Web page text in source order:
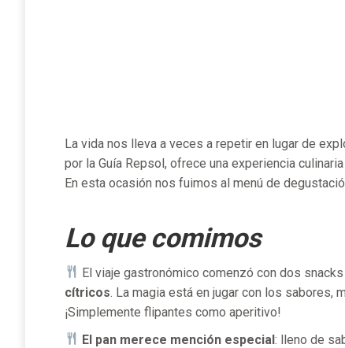
La vida nos lleva a veces a repetir en lugar de
por la Guía Repsol, ofrece una experiencia
En esta ocasión nos fuimos al menú de
Lo que comimos
El viaje gastronómico comenzó con dos
cítricos. La magia está en jugar con los sabores,
¡Simplemente flipantes como aperitivo!
El pan merece mención especial: lleno de